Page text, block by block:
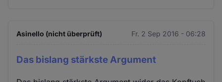
Asinello (nicht überprüft) Fr. 2 Sep 2016 - 06:28
Das bislang stärkste Argument